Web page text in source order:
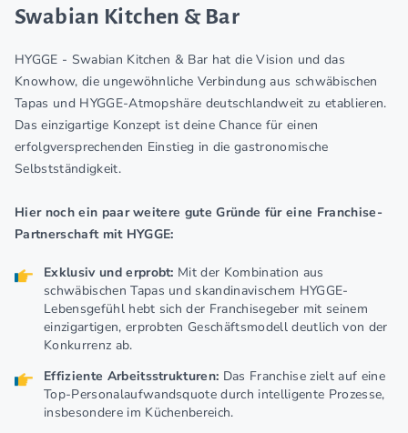
Swabian Kitchen & Bar
HYGGE - Swabian Kitchen & Bar hat die Vision und das
Knowhow, die ungewöhnliche Verbindung aus schwäbischen
Tapas und HYGGE-Atmopshäre deutschlandweit zu etablieren.
Das einzigartige Konzept ist deine Chance für einen
erfolgversprechenden Einstieg in die gastronomische
Selbstständigkeit.
Hier noch ein paar weitere gute Gründe für eine Franchise-
Partnerschaft mit HYGGE:
Exklusiv und erprobt: Mit der Kombination aus
schwäbischen Tapas und skandinavischem HYGGE-
Lebensgefühl hebt sich der Franchisegeber mit seinem
einzigartigen, erprobten Geschäftsmodell deutlich von der
Konkurrenz ab.
Effiziente Arbeitsstrukturen: Das Franchise zielt auf eine
Top-Personalaufwandsquote durch intelligente Prozesse,
insbesondere im Küchenbereich.